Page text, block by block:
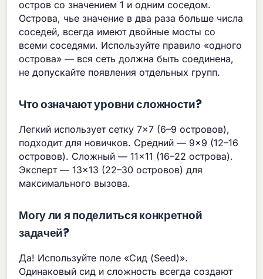
остров со значением 1 и одним соседом.
Острова, чье значение в два раза больше числа
соседей, всегда имеют двойные мосты со
всеми соседями. Используйте правило «одного
острова» — вся сеть должна быть соединена,
не допускайте появления отдельных групп.
Что означают уровни сложности?
Легкий использует сетку 7×7 (6–9 островов),
подходит для новичков. Средний — 9×9 (12–16
островов). Сложный — 11×11 (16–22 острова).
Эксперт — 13×13 (22–30 островов) для
максимального вызова.
Могу ли я поделиться конкретной
задачей?
Да! Используйте поле «Сид (Seed)».
Одинаковый сид и сложность всегда создают